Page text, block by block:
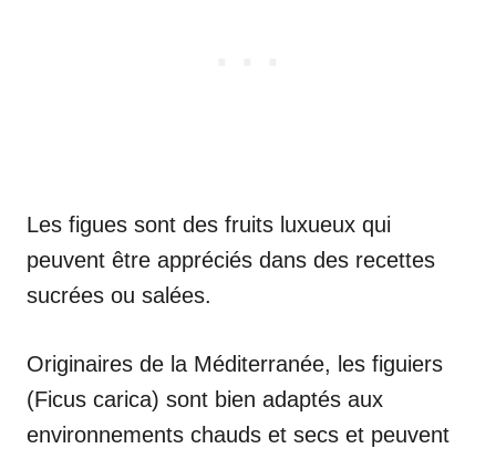
Les figues sont des fruits luxueux qui
peuvent être appréciés dans des recettes
sucrées ou salées.
Originaires de la Méditerranée, les figuiers
(Ficus carica) sont bien adaptés aux
environnements chauds et secs et peuvent